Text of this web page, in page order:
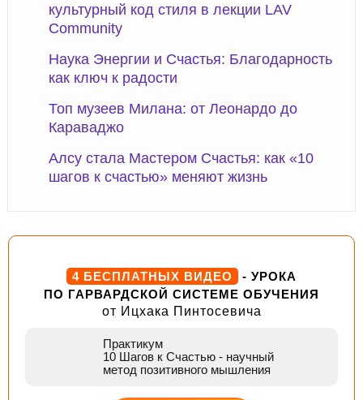
культурный код стиля в лекции LAV
Community
Наука Энергии и Счастья: Благодарность
как ключ к радости
Топ музеев Милана: от Леонардо до
Караваджо
Алсу стала Мастером Счастья: как «10
шагов к счастью» меняют жизнь
4 БЕСПЛАТНЫХ ВИДЕО
- УРОКА
ПО ГАРВАРДСКОЙ СИСТЕМЕ ОБУЧЕНИЯ
от Ицхака Пинтосевича
Практикум
10 Шагов к Счастью - научный
метод позитивного мышления